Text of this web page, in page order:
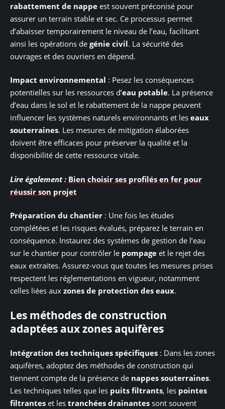
rabattement de nappe est souvent préconisé pour
assurer un terrain stable et sec. Ce processus permet
d’abaisser temporairement le niveau de l’eau, facilitant
ainsi les opérations de génie civil. La sécurité des
ouvrages et des ouvriers en dépend.
Impact environnemental : Pesez les conséquences
potentielles sur les ressources d’eau potable. La présence
d’eau dans le sol et le rabattement de la nappe peuvent
influencer les systèmes naturels environnants et les eaux
souterraines. Les mesures de mitigation élaborées
doivent être efficaces pour préserver la qualité et la
disponibilité de cette ressource vitale.
Lire également : Bien choisir ses profilés en fer pour
réussir son projet
Préparation du chantier : Une fois les études
complétées et les risques évalués, préparez le terrain en
conséquence. Instaurez des systèmes de gestion de l’eau
sur le chantier pour contrôler le pompage et le rejet des
eaux extraites. Assurez-vous que toutes les mesures prises
respectent les réglementations en vigueur, notamment
celles liées aux zones de protection des eaux.
Les méthodes de construction
adaptées aux zones aquifères
Intégration des techniques spécifiques : Dans les zones
aquifères, adoptez des méthodes de construction qui
tiennent compte de la présence de nappes souterraines.
Les techniques telles que les puits filtrants, les pointes
filtrantes et les tranchées drainantes sont souvent